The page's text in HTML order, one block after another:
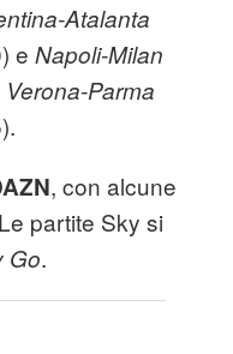
Atalanta
e Napoli-Milan
Verona-Parma
, con alcune
partite Sky si
Go.